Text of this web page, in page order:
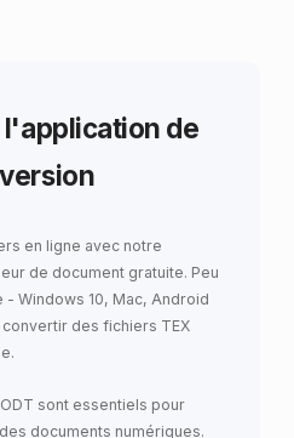
l'application de
en ligne avec notre
de document gratuite. Peu
Windows 10, Mac, Android
des fichiers TEX
sont essentiels pour
documents numériques.